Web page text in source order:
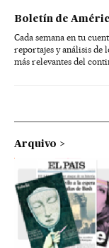
Boletín de
Cada semana en tu
reportajes y análisis de
más relevantes del
Arquivo